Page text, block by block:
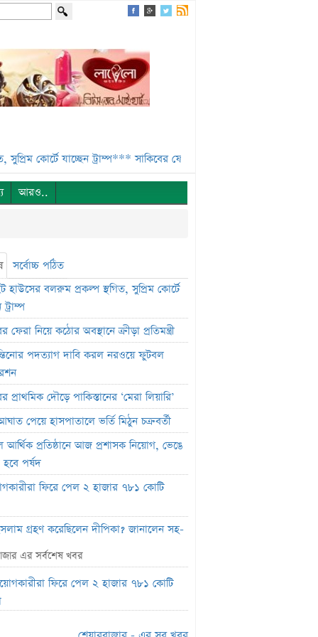
যাচ্ছেন ট্রাম্প*** সাকিবের ফেরা নিয়ে কঠোর অবস্থানে ক্রীড়া
আরও..
সর্বোচ্চ পঠিত
হাউসের বলরুম প্রকল্প স্থগিত, সুপ্রিম কোর্টে
ট্রাম্প
ফেরা নিয়ে কঠোর অবস্থানে ক্রীড়া প্রতিমন্ত্রী
পদত্যাগ দাবি করল নরওয়ে ফুটবল
প্রাথমিক দৌড়ে পাকিস্তানের ‘মেরা লিয়ারি’
পেয়ে হাসপাতালে ভর্তি মিঠুন চক্রবর্তী
আর্থিক প্রতিষ্ঠানে আজ প্রশাসক নিয়োগ, ভেঙে
পর্ষদ
ফিরে পেল ২ হাজার ৭৮১ কোটি
গ্রহণ করেছিলেন দীপিকা? জানালেন সহ-
কর্মী যাওয়া ২৬% কমেছে
খাতকে আনুষ্ঠানিক শিল্পে আনতে নতুন নীতিমালা
এর সর্বশেষ খবর
ফিরে পেল ২ হাজার ৭৮১ কোটি